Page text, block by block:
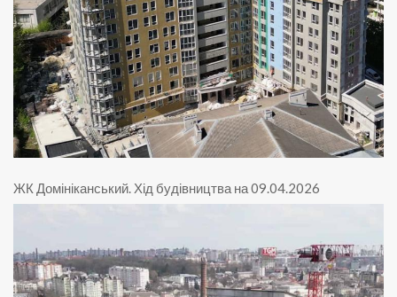
ЖК Домініканський. Хід будівництва на 09.04.2026